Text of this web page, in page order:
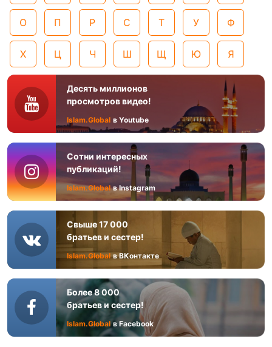
О П Р С Т У Ф
Х Ц Ч Ш Щ Ю Я
Десять миллионов
просмотров видео!
Islam.Global в Youtube
Сотни интересных
публикаций!
Islam.Global в Instagram
Свыше 17 000
братьев и сестер!
Islam.Global в ВКонтакте
Более 8 000
братьев и сестер!
Islam.Global в Facebook